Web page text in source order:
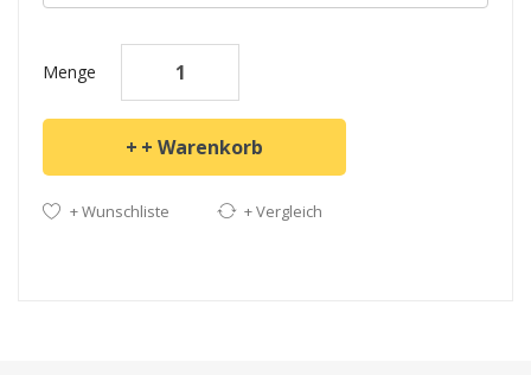
Menge
+ Warenkorb
+ Wunschliste + Vergleich